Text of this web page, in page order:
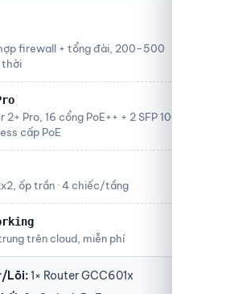
firewall + tổng đài, 200–500
thời
Pro, 16 cổng PoE++ + 2 SFP 10G
cấp PoE
ốp trần · 4 chiếc/tầng
trên cloud, miễn phí
Lõi:1× Router GCC601x